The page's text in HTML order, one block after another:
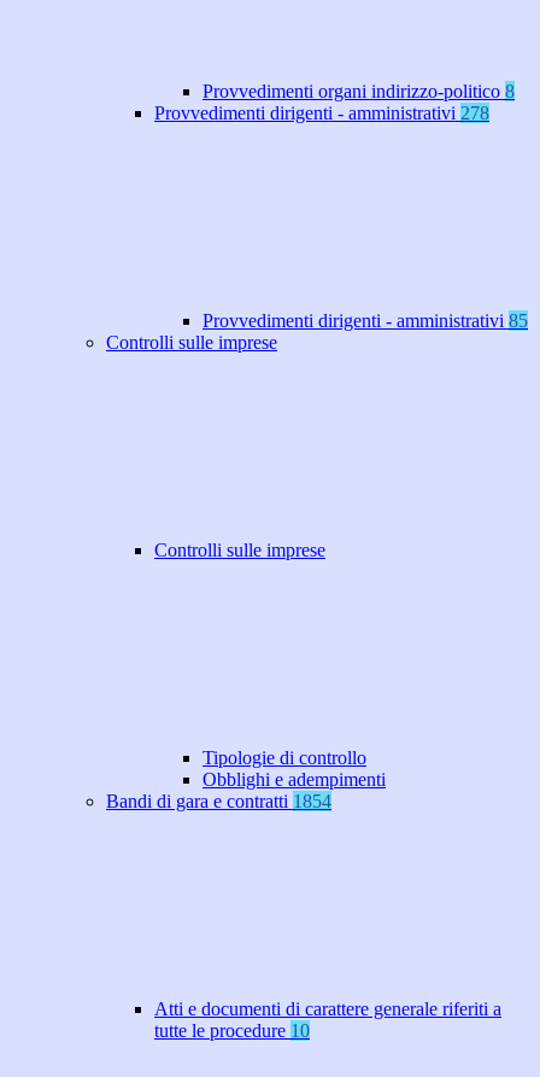
Provvedimenti organi indirizzo-politico 8
Provvedimenti dirigenti - amministrativi 278
Provvedimenti dirigenti - amministrativi 85
Controlli sulle imprese
Controlli sulle imprese
Tipologie di controllo
Obblighi e adempimenti
Bandi di gara e contratti 1854
Atti e documenti di carattere generale riferiti a
tutte le procedure 10